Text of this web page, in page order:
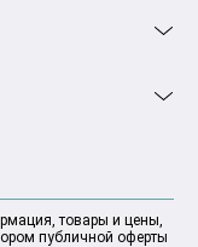
товары и цены,
публичной оферты